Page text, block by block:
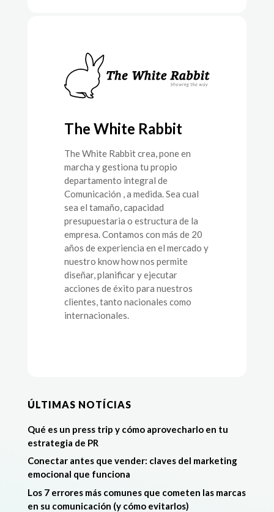
The White Rabbit
The White Rabbit crea, pone en
marcha y gestiona tu propio
departamento integral de
Comunicación , a medida. Sea cual
sea el tamaño, capacidad
presupuestaria o estructura de la
empresa. Contamos con más de 20
años de experiencia en el mercado y
nuestro know how nos permite
diseñar, planificar y ejecutar
acciones de éxito para nuestros
clientes, tanto nacionales como
internacionales.
ÚLTIMAS NOTÍCIAS
Qué es un press trip y cómo aprovecharlo en tu
estrategia de PR
Conectar antes que vender: claves del marketing
emocional que funciona
Los 7 errores más comunes que cometen las marcas
en su comunicación (y cómo evitarlos)